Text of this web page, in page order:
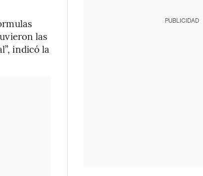
las
indicó la
PUBLICIDAD